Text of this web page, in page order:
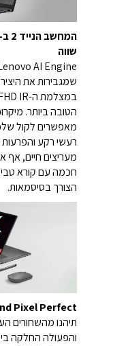
שווה
שמגבירות את
הטובה ביותר.
מאפשרים לקול
רעשי רקע והפרעות
מעריצים חיים, אף
חכמה עם קורא
הצורך בסיסמאות.
Pixel Perfect
תיהנו מהשחורים
והפעולה החלקה